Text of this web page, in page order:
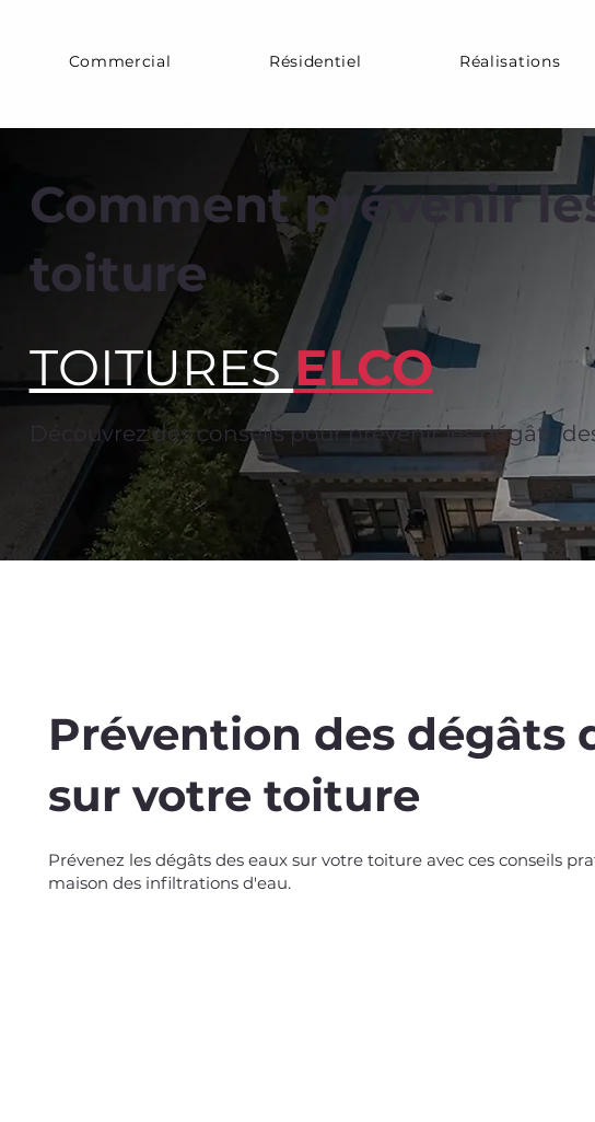
Commercial Résidentiel Réalisations
Comment prévenir
toiture
TOITURES ELCO
Découvrez des conseils pour prévenir les dégâts
Spend $100 and get
Prévention des dégâts
sur votre toiture
Prévenez les dégâts des eaux sur votre toiture avec ces conseils
maison des infiltrations d'eau.